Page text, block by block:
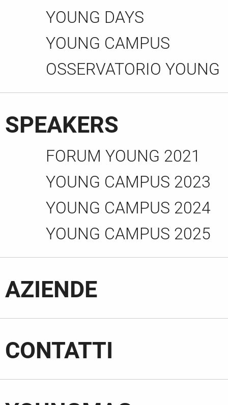
YOUNG DAYS
YOUNG CAMPUS
OSSERVATORIO YOUNG
SPEAKERS
FORUM YOUNG 2021
YOUNG CAMPUS 2023
YOUNG CAMPUS 2024
YOUNG CAMPUS 2025
AZIENDE
CONTATTI